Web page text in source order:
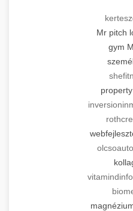
Mr pitch
gym